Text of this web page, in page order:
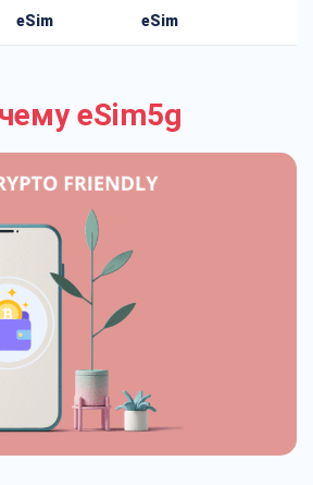
eSim
eSim
eSim5g